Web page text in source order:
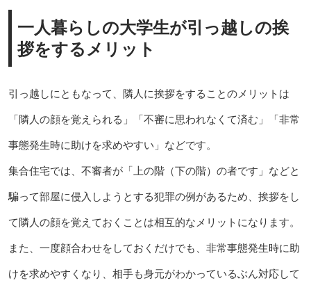
一人暮らしの大学生が引っ越しの挨
拶をするメリット
引っ越しにともなって、隣人に挨拶をすることのメリットは
「隣人の顔を覚えられる」「不審に思われなくて済む」「非常
事態発生時に助けを求めやすい」などです。
集合住宅では、不審者が「上の階（下の階）の者です」などと
騙って部屋に侵入しようとする犯罪の例があるため、挨拶をし
て隣人の顔を覚えておくことは相互的なメリットになります。
また、一度顔合わせをしておくだけでも、非常事態発生時に助
けを求めやすくなり、相手も身元がわかっているぶん対応して